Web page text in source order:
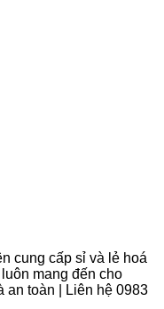
cung cấp sỉ và lẻ hoá
mang đến cho
an toàn | Liên hệ 0983